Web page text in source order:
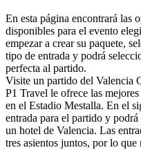
En esta página encontrará las
disponibles para el evento
empezar a crear su paquete,
tipo de entrada y podrá
perfecta al partido.
Visite un partido del Valencia
P1 Travel le ofrece las
en el Estadio Mestalla. En el
entrada para el partido y
un hotel de Valencia. Las
tres asientos juntos, por lo que